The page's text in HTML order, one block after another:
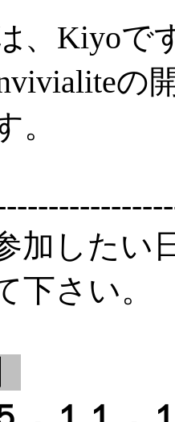
、Kiyoで
の
。
加したい
下さい。